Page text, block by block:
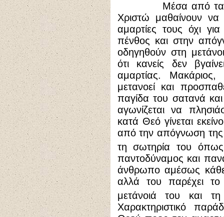
Μέσα από τα
Χριστώ μαθαίνουν να
αμαρτίες τους όχι
πένθος και στην
οδηγηθούν στη
ότι κανείς δεν
αμαρτίας.
μετανοεί και
παγίδα του σατανά
αγωνίζεται να
κατά Θεό γίνεται
από την απόγνωση της
τη σωτηρία του
παντοδύναμος και
άνθρωπο αμέσως
αλλά του παρέχει
μετάνοιά του και
Χαρακτηριστικό